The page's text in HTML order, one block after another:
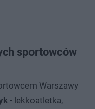
sportowców
Warszawy
- lekkoatletka,